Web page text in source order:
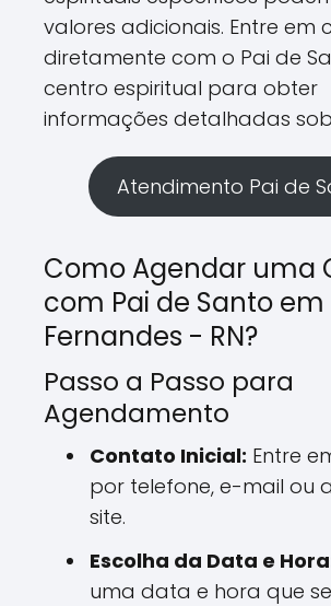
valores adicionais. Entre em
diretamente com o Pai de
centro espiritual para obter
informações detalhadas
Atendimento Pai de
Como Agendar uma
com Pai de Santo em
Fernandes - RN?
Passo a Passo para
Agendamento
Contato Inicial: Entre
por telefone, e-mail ou
site.
Escolha da Data e
uma data e hora que